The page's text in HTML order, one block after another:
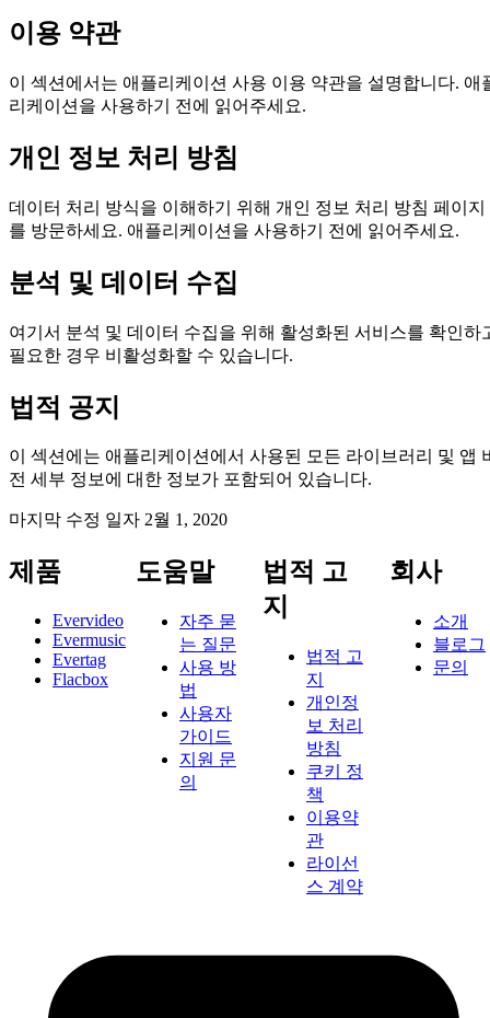
이용 약관
이 섹션에서는 애플리케이션 사용 이용 약관을 설명합니다. 애
리케이션을 사용하기 전에 읽어주세요.
개인 정보 처리 방침
데이터 처리 방식을 이해하기 위해 개인 정보 처리 방침 페이지
를 방문하세요. 애플리케이션을 사용하기 전에 읽어주세요.
분석 및 데이터 수집
여기서 분석 및 데이터 수집을 위해 활성화된 서비스를 확인하
필요한 경우 비활성화할 수 있습니다.
법적 공지
이 섹션에는 애플리케이션에서 사용된 모든 라이브러리 및 앱
전 세부 정보에 대한 정보가 포함되어 있습니다.
마지막 수정 일자 2월 1, 2020
제품
Evervideo
Evermusic
Evertag
Flacbox
도움말
자주 묻
는 질문
사용 방
법
사용자
가이드
지원 문
의
법적 고
지
법적 고
지
개인정
보 처리
방침
쿠키 정
책
이용약
관
라이선
스 계약
회사
소개
블로그
문의